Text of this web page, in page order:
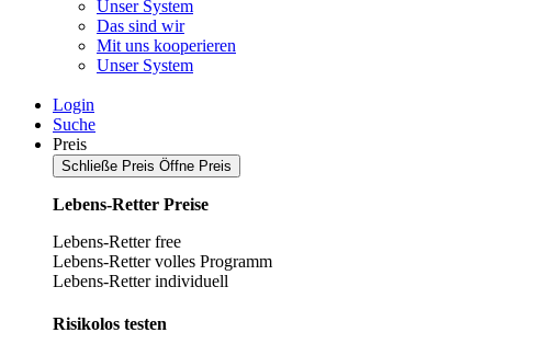
Unser System
Das sind wir
Mit uns kooperieren
Unser System
Login
Suche
Preis
Schließe Preis Öffne Preis
Lebens-Retter Preise
Lebens-Retter free
Lebens-Retter volles Programm
Lebens-Retter individuell
Risikolos testen